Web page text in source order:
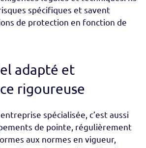
spécifiques et savent
de protection en fonction de
adapté et
rigoureuse
spécialisée, c’est aussi
de pointe, régulièrement
aux normes en vigueur,